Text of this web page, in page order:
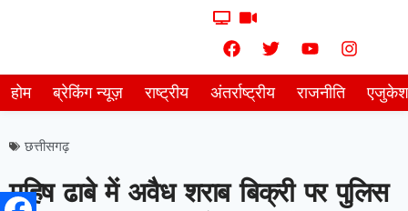
होम ब्रेकिंग न्यूज़ राष्ट्रीय अंतर्राष्ट्रीय राजनीति
छत्तीसगढ़
महिष ढाबे में अवैध शराब बिक्री पर पुलिस